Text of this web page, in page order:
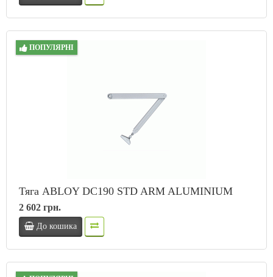
ПОПУЛЯРНІ
Тяга ABLOY DC190 STD ARM ALUMINIUM
2 602 грн.
До кошика